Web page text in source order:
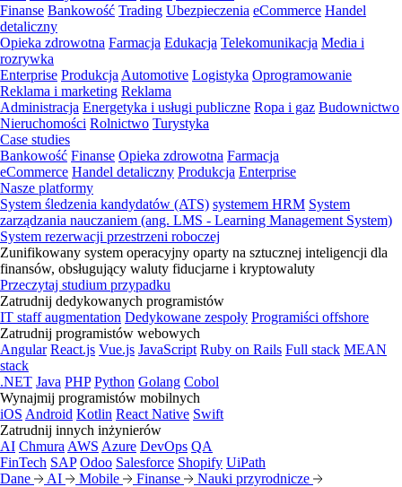
Finanse Bankowość Trading Ubezpieczenia eCommerce Handel
detaliczny
Opieka zdrowotna Farmacja Edukacja Telekomunikacja Media i
rozrywka
Enterprise Produkcja Automotive Logistyka Oprogramowanie
Reklama i marketing Reklama
Administracja Energetyka i usługi publiczne Ropa i gaz Budownictwo
Nieruchomości Rolnictwo Turystyka
Case studies
Bankowość Finanse Opieka zdrowotna Farmacja
eCommerce Handel detaliczny Produkcja Enterprise
Nasze platformy
System śledzenia kandydatów (ATS) systemem HRM System
zarządzania nauczaniem (ang. LMS - Learning Management System)
System rezerwacji przestrzeni roboczej
Zunifikowany system operacyjny oparty na sztucznej inteligencji dla
finansów, obsługujący waluty fiducjarne i kryptowaluty
Przeczytaj studium przypadku
Zatrudnij dedykowanych programistów
IT staff augmentation Dedykowane zespoły Programiści offshore
Zatrudnij programistów webowych
Angular React.js Vue.js JavaScript Ruby on Rails Full stack MEAN
stack
.NET Java PHP Python Golang Cobol
Wynajmij programistów mobilnych
iOS Android Kotlin React Native Swift
Zatrudnij innych inżynierów
AI Chmura AWS Azure DevOps QA
FinTech SAP Odoo Salesforce Shopify UiPath
Dane
AI Mobile Finanse Nauki przyrodnicze